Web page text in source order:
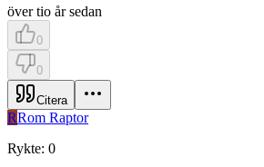
över tio år sedan
0
0
Citera
RRom Raptor
Rykte: 0